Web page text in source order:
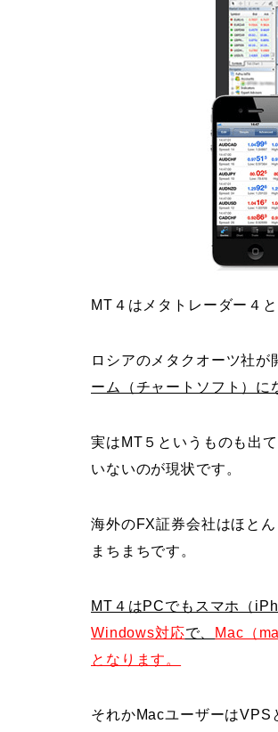
MT４はメタトレーダー４
ロシアのメタクオーツ社が
ーム（チャートソフト）に
実はMT５というものも出
いないのが現状です。
海外のFX証券会社はほと
まちまちです。
MT４はPCでもスマホ（
Windows対応で、
Mac（
となります。
それかMacユーザーはVPS